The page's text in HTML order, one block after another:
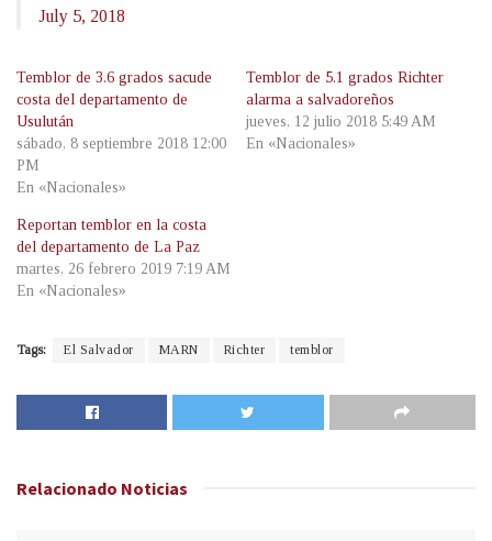
July 5, 2018
Temblor de 3.6 grados sacude
costa del departamento de
Usulután
sábado, 8 septiembre 2018 12:00
PM
En «Nacionales»
Temblor de 5.1 grados Richter
alarma a salvadoreños
jueves, 12 julio 2018 5:49 AM
En «Nacionales»
Reportan temblor en la costa
del departamento de La Paz
martes, 26 febrero 2019 7:19 AM
En «Nacionales»
Tags: El Salvador MARN Richter temblor
Relacionado Noticias